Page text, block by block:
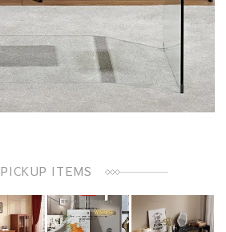
PICKUP ITEMS